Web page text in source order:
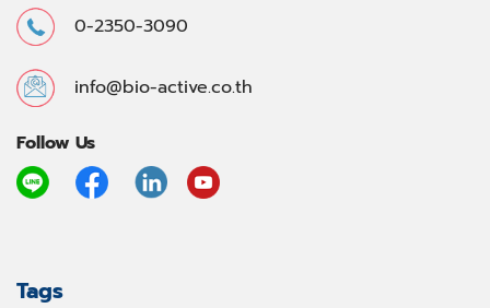
0-2350-3090
info@bio-active.co.th
Follow Us
Tags